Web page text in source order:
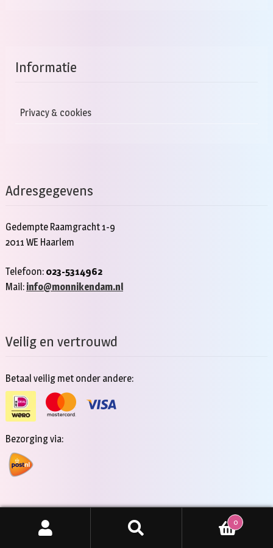
Informatie
Privacy & cookies
Adresgegevens
Gedempte Raamgracht 1-9
2011 WE Haarlem
Telefoon: 023-5314962
Mail: info@monnikendam.nl
Veilig en vertrouwd
Betaal veilig met onder andere:
Bezorging via:
Copyright 2026 - Jan Monnikendam
ZOEKEN
0